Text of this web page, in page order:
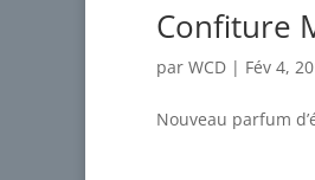
Confiture
par WCD | Fév 4,
Nouveau parfum